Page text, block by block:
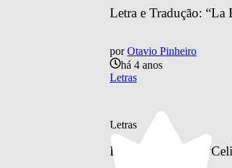
Letra e Tradução: “La
por Otavio Pinheiro
há 4 anos
Letras
Letras
Letra e Tradução: